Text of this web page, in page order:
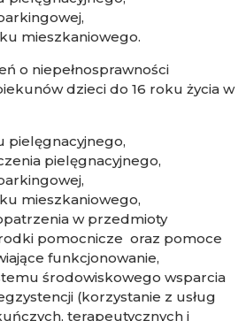
mieszkaniowego.
o niepełnosprawności
dzieci do 16 roku życia w
pielęgnacyjnego,
pielęgnacyjnego,
mieszkaniowego,
w przedmioty
pomocnicze oraz pomoce
funkcjonowanie,
środowiskowego wsparcia
(korzystanie z usług
terapeutycznych i